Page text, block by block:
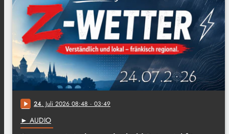
play_arrow 24. Juli 2026 08:48 · 03:49
► AUDIO